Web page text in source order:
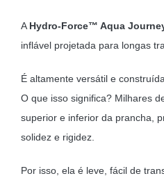
AHydro-Force™ Aqua
inflável projetada para longas
É altamente versátil e
O que isso significa? Milhares
superior e inferior da prancha,
solidez e rigidez.
Por isso, ela é leve, fácil de